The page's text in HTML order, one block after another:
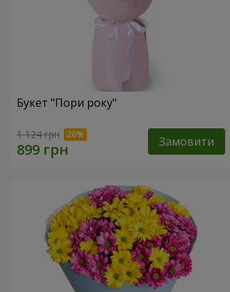
Букет "Пори року"
1 124 грн Замовити